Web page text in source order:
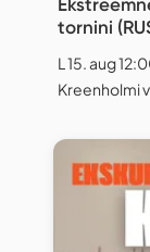
tornini
L 15. aug
Kreenholmi